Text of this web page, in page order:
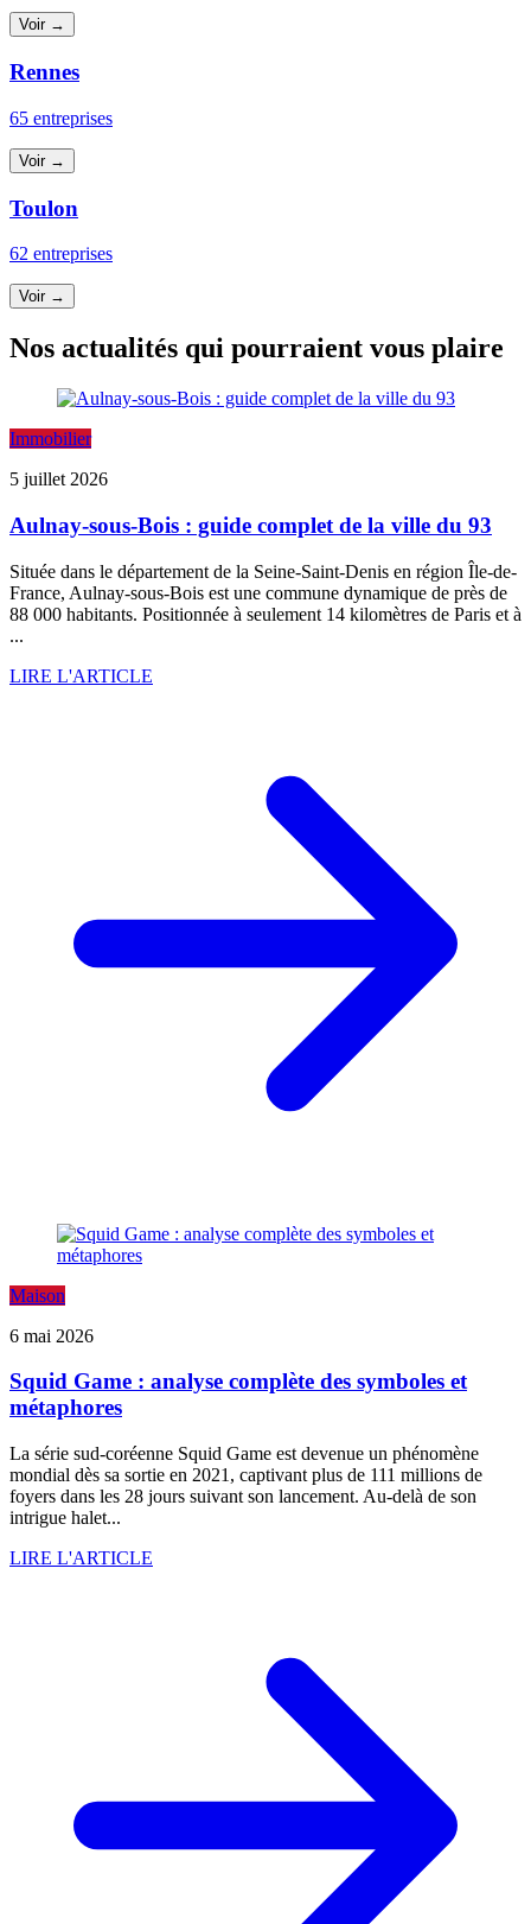
Voir →
Rennes
65 entreprises
Voir →
Toulon
62 entreprises
Voir →
Nos actualités qui pourraient vous plaire
Immobilier
5 juillet 2026
Aulnay-sous-Bois : guide complet de la ville du 93
Située dans le département de la Seine-Saint-Denis en région Île-de-
France, Aulnay-sous-Bois est une commune dynamique de près de
88 000 habitants. Positionnée à seulement 14 kilomètres de Paris et à
...
LIRE L'ARTICLE
Maison
6 mai 2026
Squid Game : analyse complète des symboles et
métaphores
La série sud-coréenne Squid Game est devenue un phénomène
mondial dès sa sortie en 2021, captivant plus de 111 millions de
foyers dans les 28 jours suivant son lancement. Au-delà de son
intrigue halet...
LIRE L'ARTICLE